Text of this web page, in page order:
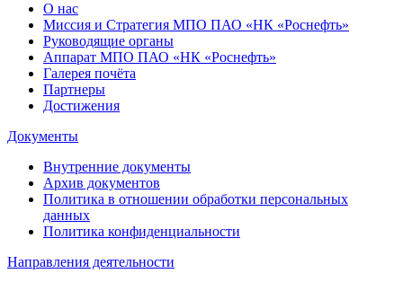
О нас
Миссия и Стратегия МПО ПАО «НК «Роснефть»
Руководящие органы
Аппарат МПО ПАО «НК «Роснефть»
Галерея почёта
Партнеры
Достижения
Документы
Внутренние документы
Архив документов
Политика в отношении обработки персональных
данных
Политика конфиденциальности
Направления деятельности